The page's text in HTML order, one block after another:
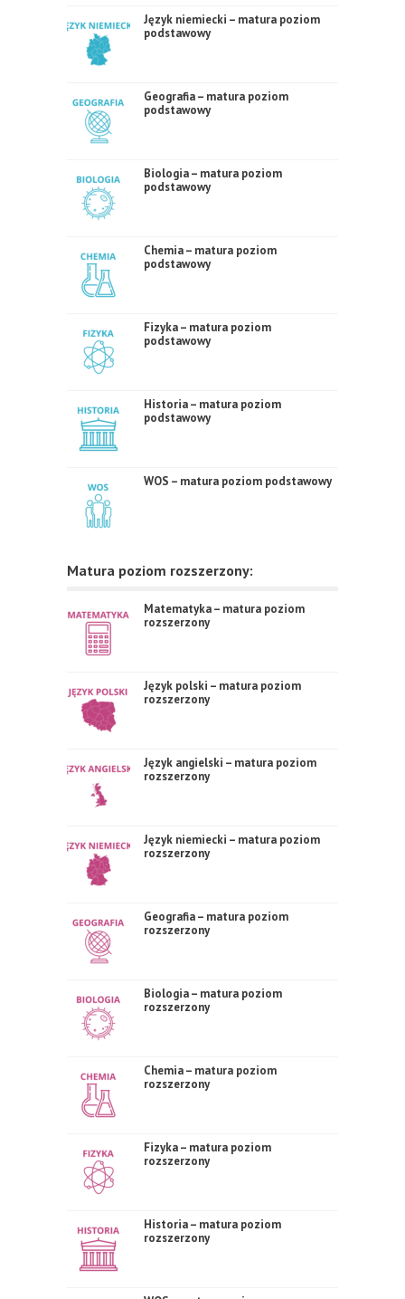
Język niemiecki – matura poziom
podstawowy
Geografia – matura poziom
podstawowy
Biologia – matura poziom
podstawowy
Chemia – matura poziom
podstawowy
Fizyka – matura poziom
podstawowy
Historia – matura poziom
podstawowy
WOS – matura poziom podstawowy
Matura poziom rozszerzony:
Matematyka – matura poziom
rozszerzony
Język polski – matura poziom
rozszerzony
Język angielski – matura poziom
rozszerzony
Język niemiecki – matura poziom
rozszerzony
Geografia – matura poziom
rozszerzony
Biologia – matura poziom
rozszerzony
Chemia – matura poziom
rozszerzony
Fizyka – matura poziom
rozszerzony
Historia – matura poziom
rozszerzony